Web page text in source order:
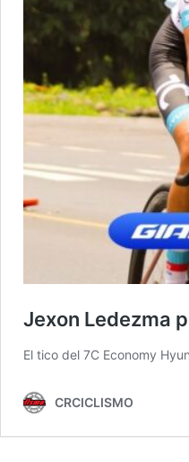
Jexon Ledezma
El tico del 7C Economy
CRCICLISMO